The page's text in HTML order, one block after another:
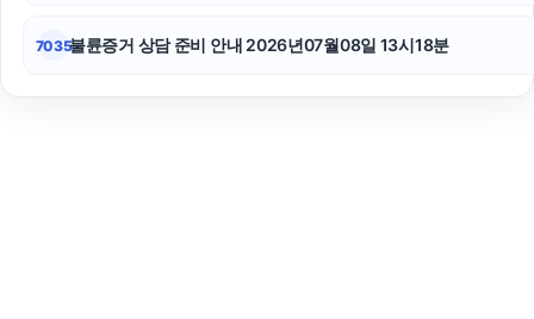
7035불륜증거 상담 준비 안내 2026년07월08일 13시18분